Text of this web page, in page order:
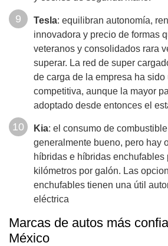
Tesla: equilibran autonomía,
innovadora y precio de formas
veteranos y consolidados rara
superar. La red de super
de carga de la empresa ha sido
competitiva, aunque la mayor
adoptado desde entonces el
Kia: el consumo de
generalmente bueno, pero hay
híbridas e híbridas enchufables
kilómetros por galón. Las
enchufables tienen una útil
eléctrica
Marcas de autos más
México